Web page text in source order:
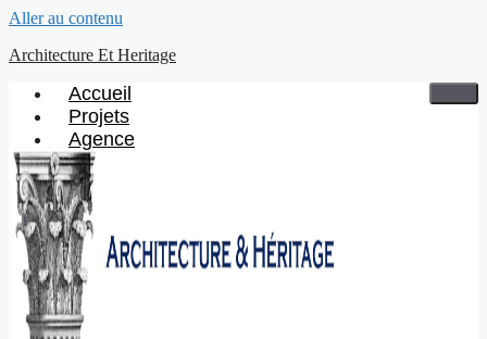
Aller au contenu
Architecture Et Heritage
Accueil
Projets
Agence
X